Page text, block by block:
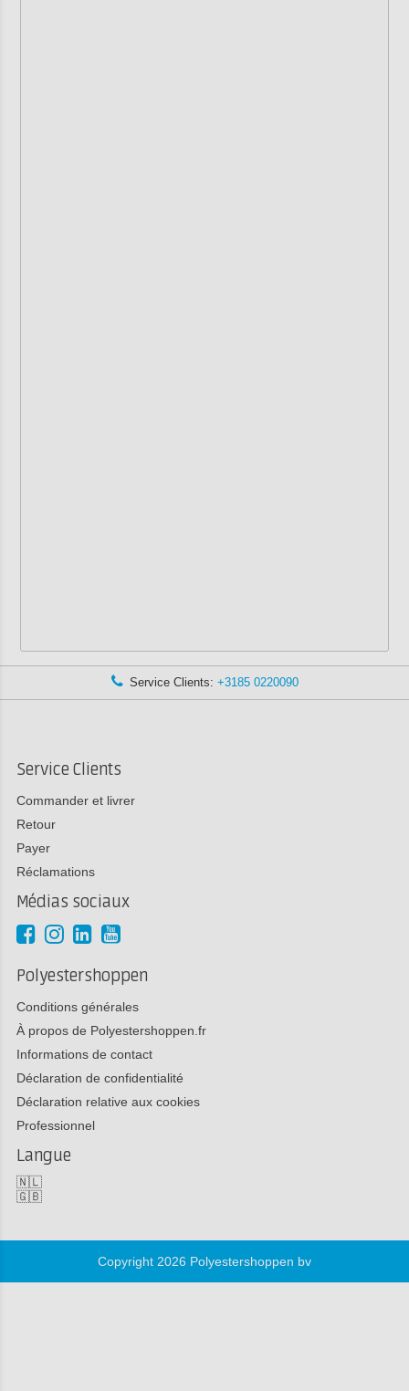
Service Clients: +3185 0220090
Service Clients
Commander et livrer
Retour
Payer
Réclamations
Médias sociaux
Polyestershoppen
Conditions générales
À propos de Polyestershoppen.fr
Informations de contact
Déclaration de confidentialité
Déclaration relative aux cookies
Professionnel
Langue
🇳🇱
🇬🇧
Copyright 2026 Polyestershoppen bv